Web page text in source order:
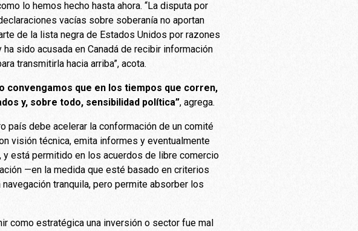
lo hemos hecho hasta ahora. “La disputa por
vacías sobre soberanía no aportan
de la lista negra de Estados Unidos por razones
sido acusada en Canadá de recibir información
transmitirla hacia arriba”, acota.
convengamos que en los tiempos que corren,
y, sobre todo, sensibilidad política”, agrega.
país debe acelerar la conformación de un comité
visión técnica, emita informes y eventualmente
está permitido en los acuerdos de libre comercio
—en la medida que esté basado en criterios
tranquila, pero permite absorber los
como estratégica una inversión o sector fue mal